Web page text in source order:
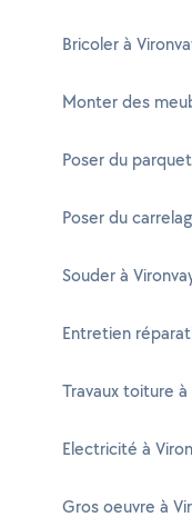
Bricoler à
Monter des
Poser du
Poser du
Souder à
Entretien
Travaux toiture à
Electricité à
Gros oeuvre à